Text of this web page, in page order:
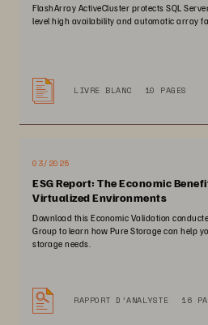
FlashArray ActiveCluster protects SQL
level high availability and automatic array
LIVRE BLANC 10 PAGES
03/2025
ESG Report: The Economic
Virtualized Environments
Download this Economic Validation
Group to learn how Pure Storage can help
storage needs.
RAPPORT D’ANALYSTE 16